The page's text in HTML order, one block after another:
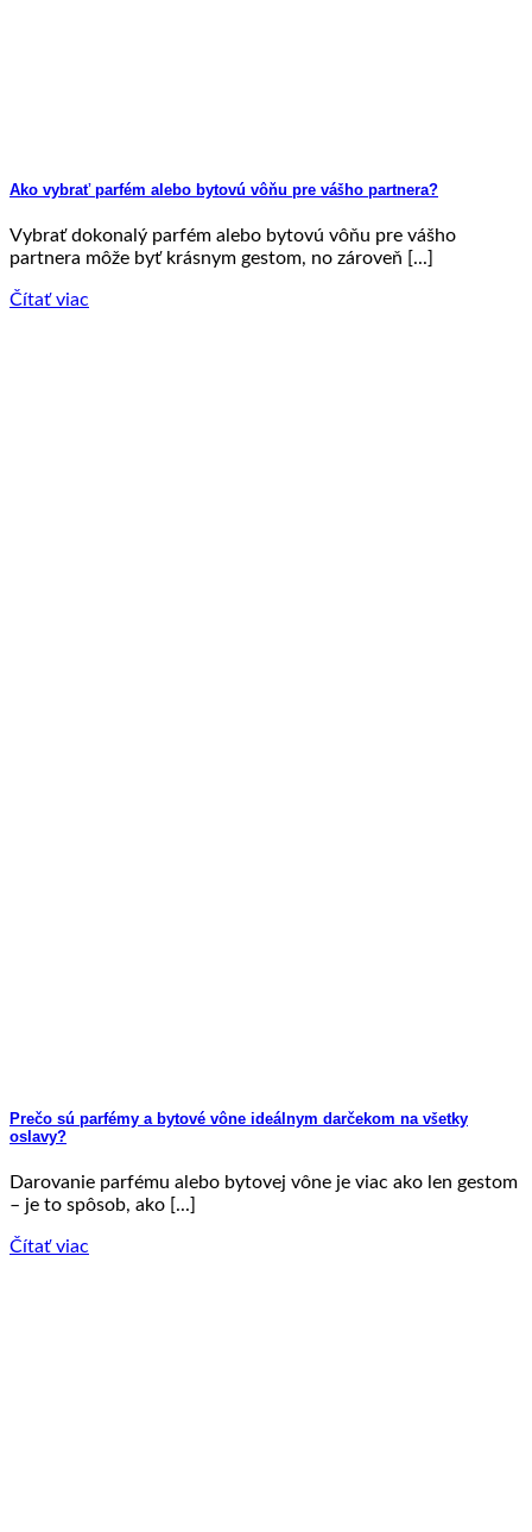
Ako vybrať parfém alebo bytovú vôňu pre vášho partnera?
Vybrať dokonalý parfém alebo bytovú vôňu pre vášho
partnera môže byť krásnym gestom, no zároveň [...]
Čítať viac
Prečo sú parfémy a bytové vône ideálnym darčekom na všetky
oslavy?
Darovanie parfému alebo bytovej vône je viac ako len gestom
– je to spôsob, ako [...]
Čítať viac